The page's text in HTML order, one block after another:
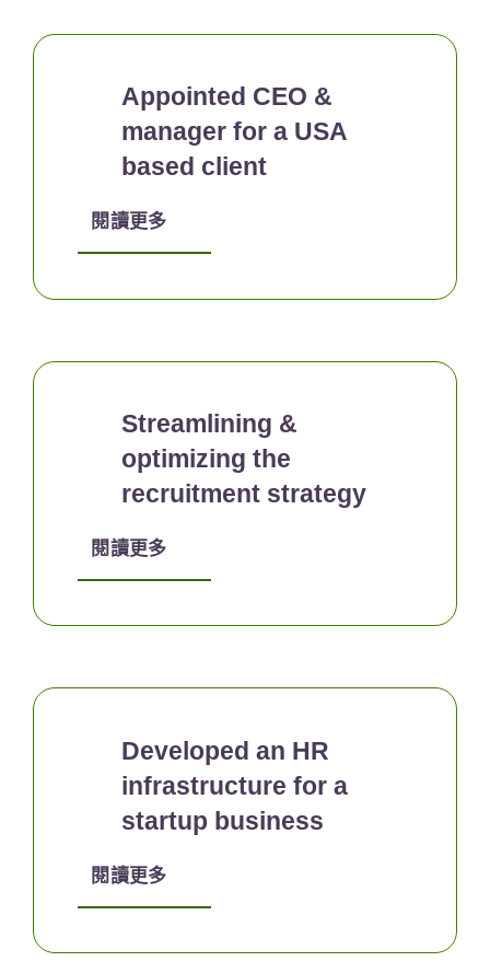
Appointed CEO &
manager for a USA
based client
閱讀更多
Streamlining &
optimizing the
recruitment strategy
閱讀更多
Developed an HR
infrastructure for a
startup business
閱讀更多